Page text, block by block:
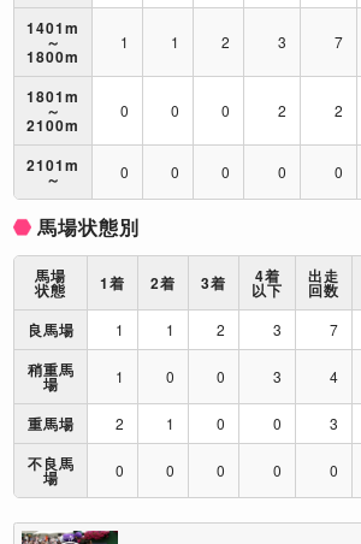
1401m
～
1800m
1 1 2 3 7
1801m
～
2100m
0 0 0 2 2
2101m
～ 0 0 0 0 0
馬場状態別
馬場
状態 1着 2着 3着 4着
以下
出走
回数
良馬場
1 1 2 3 7
稍重馬
場 1 0 0 3 4
重馬場 2 1 0 0 3
不良馬
場 0 0 0 0 0